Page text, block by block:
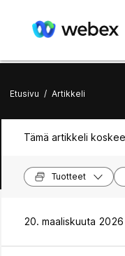
Etusivu / Artikkeli
Tämä artikkeli
Tuotteet
20. maaliskuuta 2026 |